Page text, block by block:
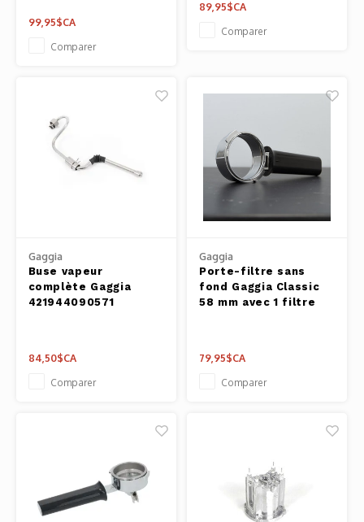
99,95$CA
Comparer
89,95$CA
Comparer
Gaggia
Buse vapeur
complète Gaggia
421944090571
84,50$CA
Comparer
Gaggia
Porte-filtre sans
fond Gaggia Classic
58 mm avec 1 filtre
79,95$CA
Comparer